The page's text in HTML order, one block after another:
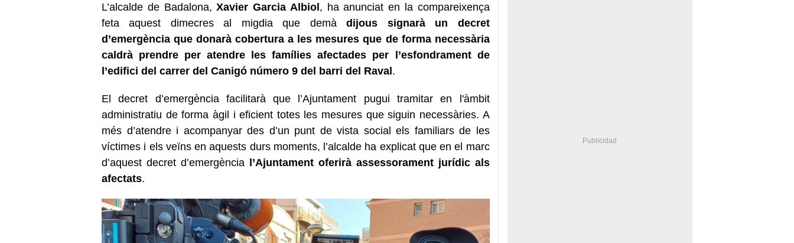
L’alcalde de Badalona, Xavier Garcia Albiol, ha anunciat en la compareixença
feta aquest dimecres al migdia que demàdijous signarà un decret
d’emergència que donarà cobertura a les mesures que de forma necessària
caldrà prendre per atendre les famílies afectades per l’esfondrament de
l’edifici del carrer del Canigó número 9 del barri del Raval.
El decret d’emergència facilitarà que l’Ajuntament pugui tramitar en l'àmbit
administratiu de forma àgil i eficient totes les mesures que siguin necessàries. A
més d’atendre i acompanyar des d’un punt de vista social els familiars de les
víctimes i els veïns en aquests durs moments, l’alcalde ha explicat que en el marc
d’aquest decret d’emergència l’Ajuntament oferirà assessorament jurídic als
afectats.